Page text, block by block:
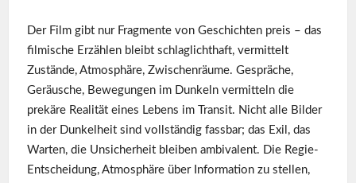
Der Film gibt nur Fragmente von Geschichten preis – das
filmische Erzählen bleibt schlaglichthaft, vermittelt
Zustände, Atmosphäre, Zwischenräume. Gespräche,
Geräusche, Bewegungen im Dunkeln vermitteln die
prekäre Realität eines Lebens im Transit. Nicht alle Bilder
in der Dunkelheit sind vollständig fassbar; das Exil, das
Warten, die Unsicherheit bleiben ambivalent. Die Regie-
Entscheidung, Atmosphäre über Information zu stellen,